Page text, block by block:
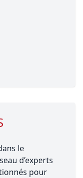
le
d’experts
pour